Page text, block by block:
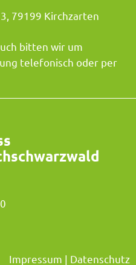
79199 Kirchzarten
bitten wir um
telefonisch oder per
Impressum | Datenschutz